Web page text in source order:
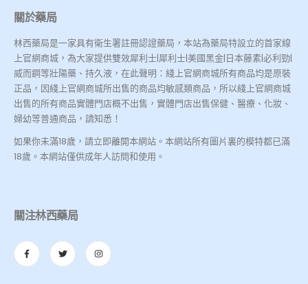
關於藥局
林西藥局是一家具有衛生署註冊認證藥局，本站為藥局特設立的首家線
上官網商城，為大家提供雙效犀利士|犀利士|美國黑金|日本藤素|必利勁|
威而鋼等壯陽藥、持久液，在此聲明：綫上官網商城所有商品均是原裝
正品，因綫上官網商城所出售的商品均敏感類商品，所以綫上官網商城
出售的所有商品實體門店概不出售，實體門店出售保健、醫療、化妝、
婦幼等普通商品，請知悉！
如果你未滿18歲，請立即離開本網站。本網站所有圖片裏的模特都已滿
18歲。本網站僅供成年人訪問和使用。
關注林西藥局